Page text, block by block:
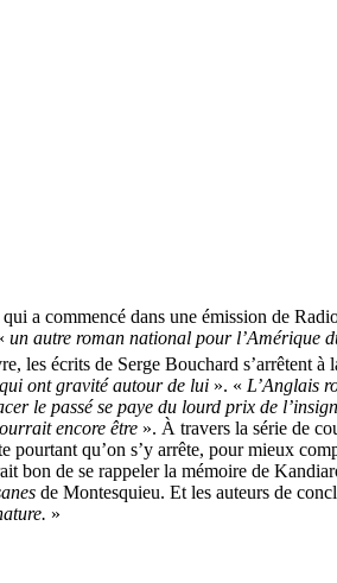
a commencé dans une émission de
un autre roman national pour l’Amérique
les écrits de Serge Bouchard s’arrêtent à
ont gravité autour de lui ». « L’Anglais
le passé se paye du lourd prix de
encore être ». À travers la série de
qu’on s’y arrête, pour mieux
bon de se rappeler la mémoire de
de Montesquieu. Et les auteurs de
»